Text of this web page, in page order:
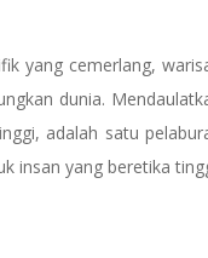
yang cemerlang,
dunia.
adalah satu
insan yang beretika